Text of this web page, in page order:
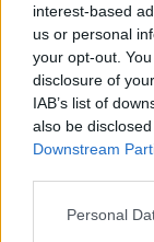
interest-based
us or personal
your opt-out.
disclosure of
IAB’s list of
also be
Downstream
Personal
0
Petra
11 år sedan
Rör du ihop